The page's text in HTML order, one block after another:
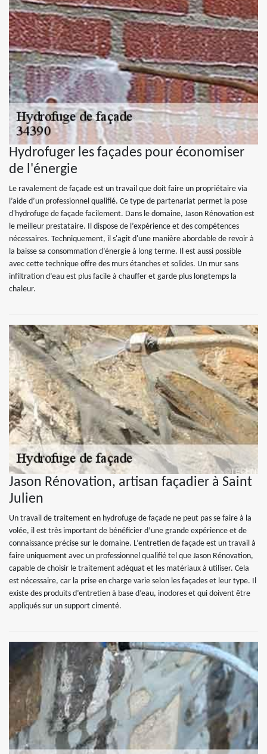
Hydrofuger les façades pour économiser
de l'énergie
Le ravalement de façade est un travail que doit faire un propriétaire via
l’aide d’un professionnel qualifié. Ce type de partenariat permet la pose
d'hydrofuge de façade facilement. Dans le domaine, Jason Rénovation est
le meilleur prestataire. Il dispose de l’expérience et des compétences
nécessaires. Techniquement, il s'agit d'une manière abordable de revoir à
la baisse sa consommation d’énergie à long terme. Il est aussi possible
avec cette technique offre des murs étanches et solides. Un mur sans
infiltration d’eau est plus facile à chauffer et garde plus longtemps la
chaleur.
Jason Rénovation, artisan façadier à Saint
Julien
Un travail de traitement en hydrofuge de façade ne peut pas se faire à la
volée, il est très important de bénéficier d’une grande expérience et de
connaissance précise sur le domaine. L’entretien de façade est un travail à
faire uniquement avec un professionnel qualifié tel que Jason Rénovation,
capable de choisir le traitement adéquat et les matériaux à utiliser. Cela
est nécessaire, car la prise en charge varie selon les façades et leur type. Il
existe des produits d’entretien à base d’eau, inodores et qui doivent être
appliqués sur un support cimenté.